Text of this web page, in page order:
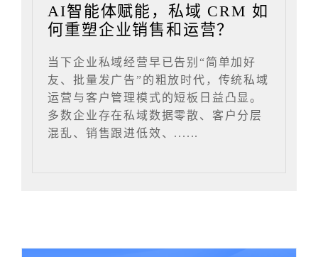
AI智能体赋能，私域 CRM 如
何重塑企业销售和运营？
当下企业私域经营早已告别“简单加好
友、批量发广告”的粗放时代，传统私域
运营与客户管理模式的短板日益凸显。
多数企业存在私域数据零散、客户分层
混乱、销售跟进低效、......